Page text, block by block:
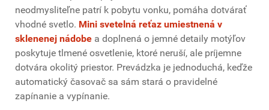
neodmysliteľne patrí k pobytu vonku, pomáha dotvárať
vhodné svetlo. Mini svetelná reťaz umiestnená v
sklenenej nádobe a doplnená o jemné detaily motýľov
poskytuje tlmené osvetlenie, ktoré neruší, ale príjemne
dotvára okolitý priestor. Prevádzka je jednoduchá, keďže
automatický časovač sa sám stará o pravidelné
zapínanie a vypínanie.